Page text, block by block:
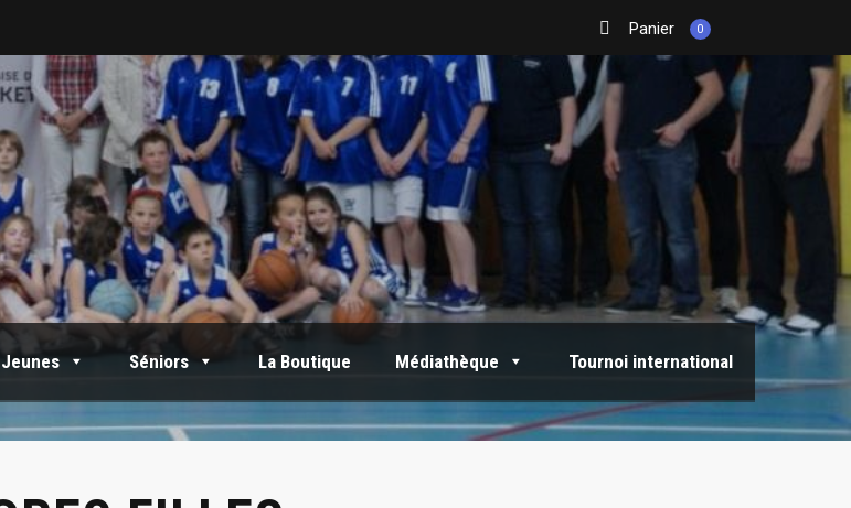
Panier 0
Jeunes Séniors La Boutique Médiathèque Tournoi international